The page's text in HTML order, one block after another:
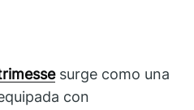
surge como una
con